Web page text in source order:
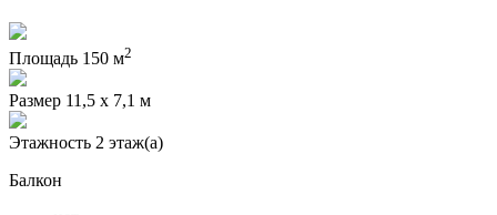
Площадь 150 м2
Размер 11,5 х 7,1 м
Этажность 2 этаж(а)
Балкон